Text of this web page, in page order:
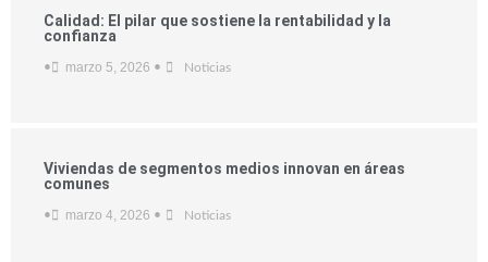
Calidad: El pilar que sostiene la rentabilidad y la
confianza
• marzo 5, 2026 • Noticias
Viviendas de segmentos medios innovan en áreas
comunes
• marzo 4, 2026 • Noticias